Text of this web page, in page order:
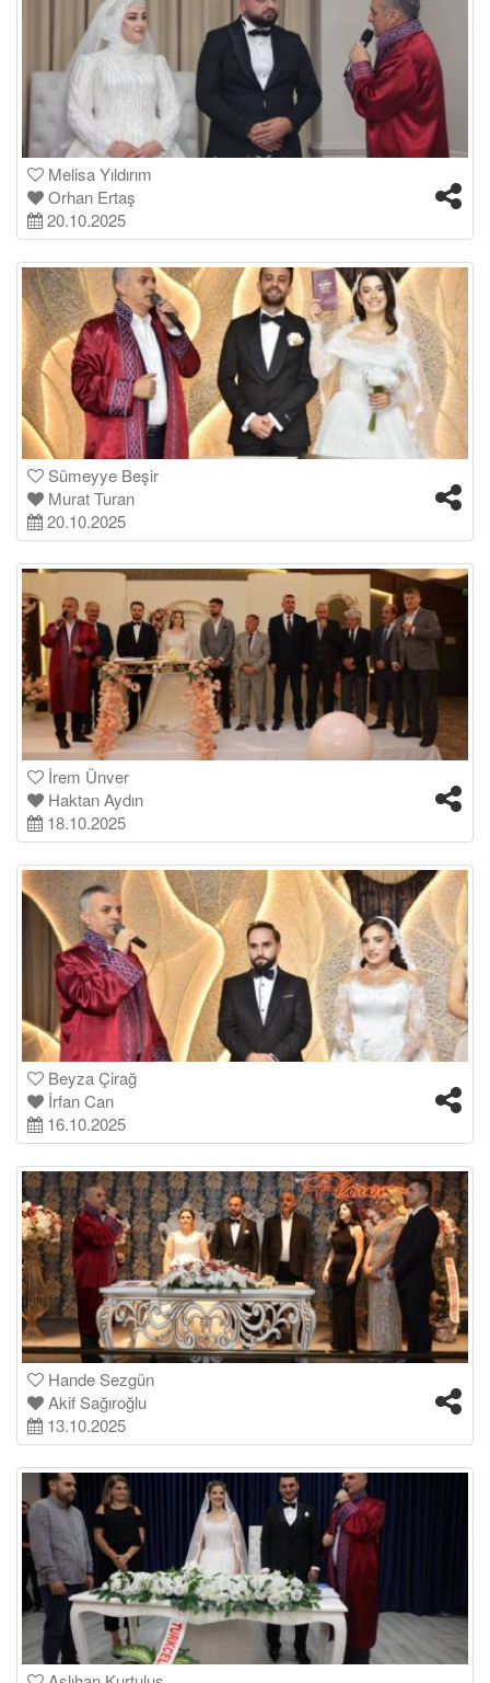
Melisa Yıldırım
Orhan Ertaş
20.10.2025
Sümeyye Beşir
Murat Turan
20.10.2025
İrem Ünver
Haktan Aydın
18.10.2025
Beyza Çirağ
İrfan Can
16.10.2025
Hande Sezgün
Akif Sağıroğlu
13.10.2025